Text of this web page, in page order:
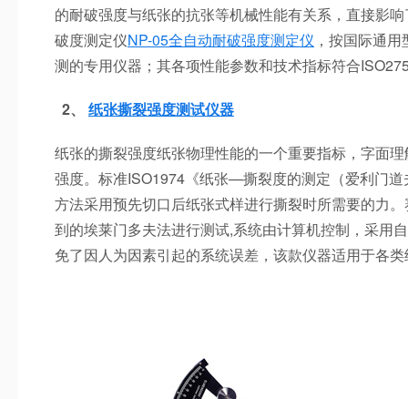
的耐破强度与纸张的抗张等机械性能有关系，直接影
破度测定仪NP-05全自动耐破强度测定仪 ，按国际通
测的专用仪器；其各项性能参数和技术指标符合
2、 纸张撕裂强度测试仪器
纸张的撕裂强度纸张物理性能的一个重要指标，字面
强度。标准ISO1974《纸张—撕裂度的测定（爱利门
方法采用预先切口后纸张式样进行撕裂时所需要的力。
到的埃莱门多夫法进行测试,系统由计算机控制，采用
免了因人为因素引起的系统误差，该款仪器适用于各